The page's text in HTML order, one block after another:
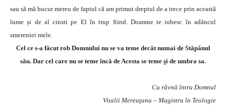
sau să mă bucur mereu de faptul că am primut dreptul de a trece prin această
lume și de al cinsti pe El în trup fiind. Doamne te iubesc în adâncul
smereniei mele.
Cel ce s-a făcut rob Domnului nu se va teme decât numai de Stăpânul
său. Dar cel care nu se teme încă de Acesta se teme şi de umbra sa.
Cu râvnă întru Domnul
Vitalii Mereuţanu – Magistru în Teologie